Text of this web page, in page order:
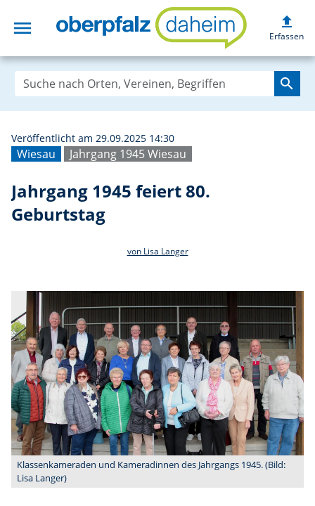
menu Jahrgang 1945
upload
Erfassen
search
Wiesau Jahrgang 1945 Wiesau
Veröffentlicht am 29.09.2025 14:30
Jahrgang 1945 feiert 80.
Geburtstag
von Lisa Langer
Klassenkameraden und Kameradinnen des Jahrgangs 1945. (Bild:
Lisa Langer)